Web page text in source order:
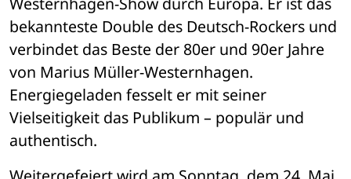
bekannteste Double des Deutsch-Rockers und
verbindet das Beste der 80er und 90er Jahre
von Marius Müller-Westernhagen.
Energiegeladen fesselt er mit seiner
Vielseitigkeit das Publikum – populär und
authentisch.